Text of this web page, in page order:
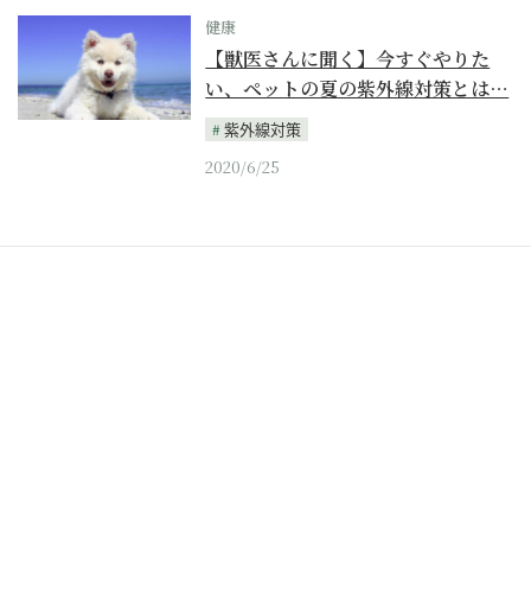
健康
【獣医さんに聞く】今すぐやりた
い、ペットの夏の紫外線対策とは…
紫外線対策
2020/6/25